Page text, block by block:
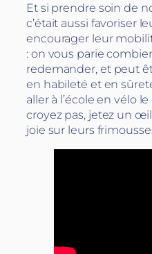
Et si prendre soin de
c’était aussi favoriser
encourager leur
: on vous parie
redemander, et peut
en habileté et en
aller à l’école en vélo
croyez pas, jetez un
joie sur leurs